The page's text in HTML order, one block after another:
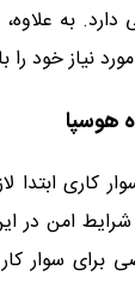
دارد. به
نیاز خود
هوسپا
کاری ابتدا
امن در
برای سوار